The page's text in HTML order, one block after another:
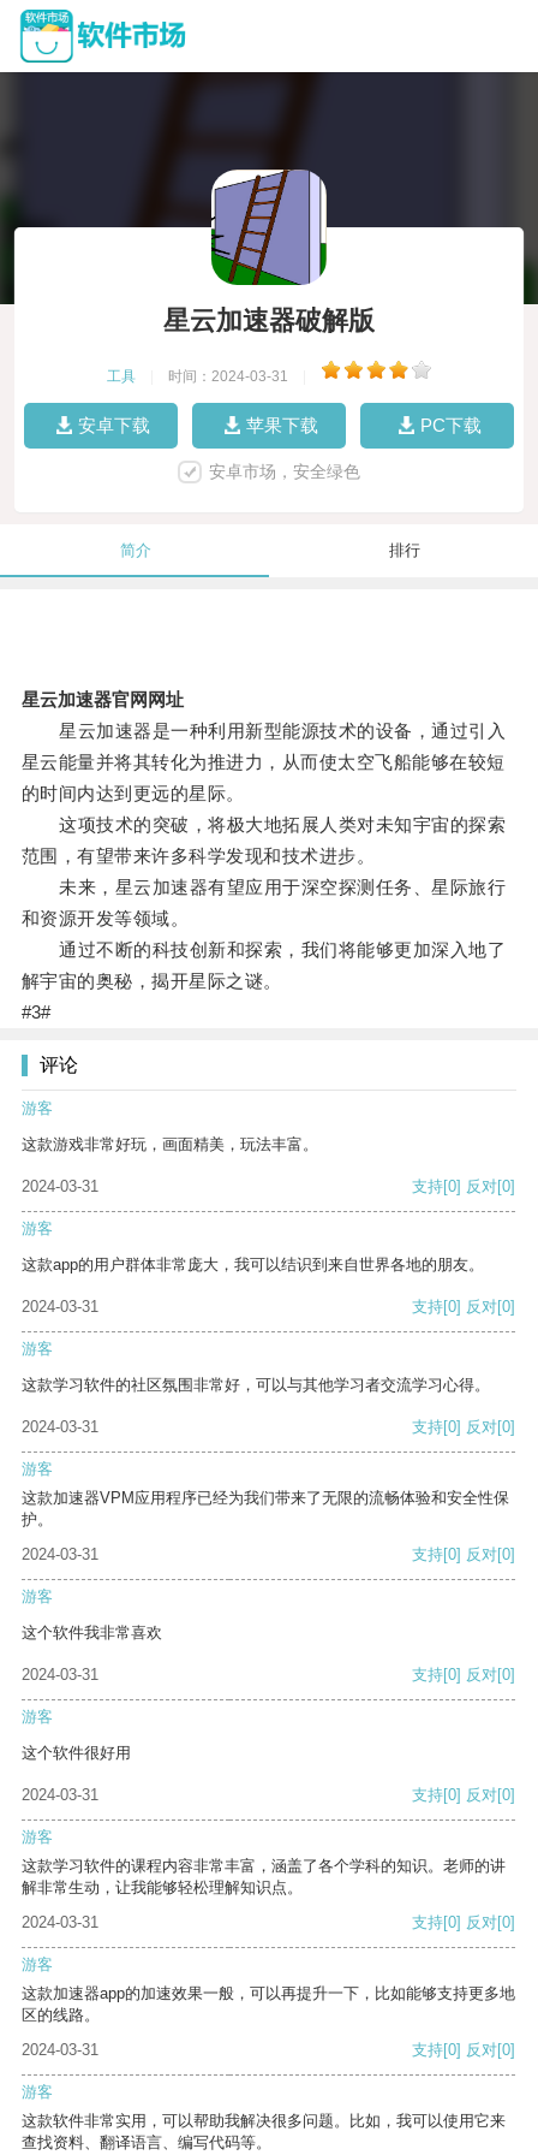
星云加速器破解版
工具 时间：2024-03-31
安卓下载 苹果下载 PC下载
安卓市场，安全绿色
简介 排行
星云加速器官网网址
星云加速器是一种利用新型能源技术的设备，通过引入
星云能量并将其转化为推进力，从而使太空飞船能够在较短
的时间内达到更远的星际。
这项技术的突破，将极大地拓展人类对未知宇宙的探索
范围，有望带来许多科学发现和技术进步。
未来，星云加速器有望应用于深空探测任务、星际旅行
和资源开发等领域。
通过不断的科技创新和探索，我们将能够更加深入地了
解宇宙的奥秘，揭开星际之谜。
#3#
评论
游客
这款游戏非常好玩，画面精美，玩法丰富。
2024-03-31 支持[0] 反对[0]
游客
这款app的用户群体非常庞大，我可以结识到来自世界各地的朋友。
2024-03-31 支持[0] 反对[0]
游客
这款学习软件的社区氛围非常好，可以与其他学习者交流学习心得。
2024-03-31 支持[0] 反对[0]
游客
这款加速器VPM应用程序已经为我们带来了无限的流畅体验和安全性保
护。
2024-03-31
支持[0] 反对[0]
游客
这个软件我非常喜欢
2024-03-31 支持[0] 反对[0]
游客
这个软件很好用
2024-03-31 支持[0] 反对[0]
游客
这款学习软件的课程内容非常丰富，涵盖了各个学科的知识。老师的讲
解非常生动，让我能够轻松理解知识点。
2024-03-31
支持[0] 反对[0]
游客
这款加速器app的加速效果一般，可以再提升一下，比如能够支持更多地
区的线路。
2024-03-31
支持[0] 反对[0]
游客
这款软件非常实用，可以帮助我解决很多问题。比如，我可以使用它来
查找资料、翻译语言、编写代码等。